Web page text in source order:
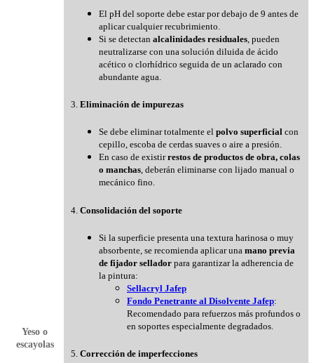
Yeso o
escayolas
El pH del soporte debe estar por debajo de 9 antes de
aplicar cualquier recubrimiento.
Si se detectan alcalinidades residuales , pueden
neutralizarse con una solución diluida de ácido
acético o clorhídrico seguida de un aclarado con
abundante agua.
3. Eliminación de impurezas
Se debe eliminar totalmente el polvo superficial con
cepillo, escoba de cerdas suaves o aire a presión.
En caso de existirrestos de productos de obra, colas
o manchas, deberán eliminarse con lijado manual o
mecánico fino.
4. Consolidación del soporte
Si la superficie presenta una textura harinosa o muy
absorbente, se recomienda aplicar una mano previa
de fijador sellador para garantizar la adherencia de
la pintura:
Sellacryl Jafep
Fondo Penetrante al Disolvente Jafep:
Recomendado para refuerzos más profundos o
en soportes especialmente degradados.
5. Corrección de imperfecciones